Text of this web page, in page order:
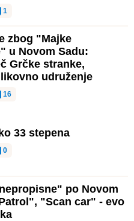
1
zbog "Majke
u Novom Sadu:
Grčke stranke,
udruženje
16
33 stepena
0
po Novom
"Scan car" - evo